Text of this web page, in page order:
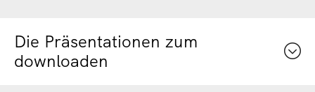
Die Präsentationen zum
downloaden